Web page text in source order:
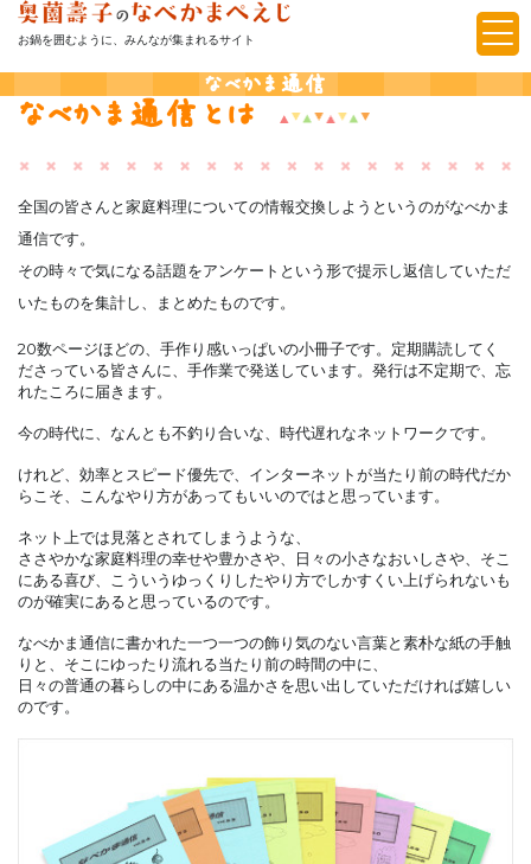
お鍋を囲むように、みんなが集まれるサイト
なべかま通信
なべかま通信とは
全国の皆さんと家庭料理についての情報交換しようというのがなべかま
通信です。
その時々で気になる話題をアンケートという形で提示し返信していただ
いたものを集計し、まとめたものです。
20数ページほどの、手作り感いっぱいの小冊子です。定期購読してく
ださっている皆さんに、手作業で発送しています。発行は不定期で、忘
れたころに届きます。
今の時代に、なんとも不釣り合いな、時代遅れなネットワークです。
けれど、効率とスピード優先で、インターネットが当たり前の時代だか
らこそ、こんなやり方があってもいいのではと思っています。
ネット上では見落とされてしまうような、
ささやかな家庭料理の幸せや豊かさや、日々の小さなおいしさや、そこ
にある喜び、こういうゆっくりしたやり方でしかすくい上げられないも
のが確実にあると思っているのです。
なべかま通信に書かれた一つ一つの飾り気のない言葉と素朴な紙の手触
りと、そこにゆったり流れる当たり前の時間の中に、
日々の普通の暮らしの中にある温かさを思い出していただければ嬉しい
のです。